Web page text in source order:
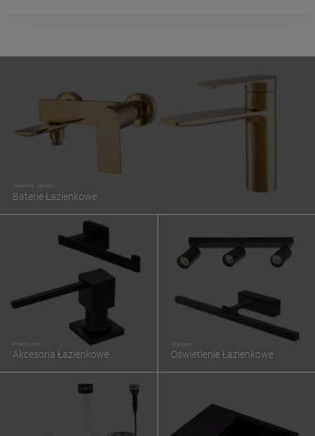
Wysokiej Jakości
Baterie Łazienkowe
Praktyczne
Akcesoria Łazienkowe
Stylowe
Oświetlenie Łazienkowe